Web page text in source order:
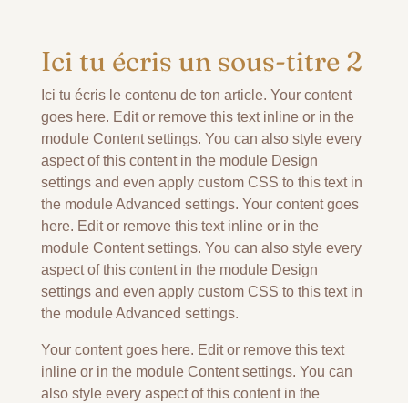
Ici tu écris un sous-titre 2
Ici tu écris le contenu de ton article. Your content
goes here. Edit or remove this text inline or in the
module Content settings. You can also style every
aspect of this content in the module Design
settings and even apply custom CSS to this text in
the module Advanced settings. Your content goes
here. Edit or remove this text inline or in the
module Content settings. You can also style every
aspect of this content in the module Design
settings and even apply custom CSS to this text in
the module Advanced settings.
Your content goes here. Edit or remove this text
inline or in the module Content settings. You can
also style every aspect of this content in the